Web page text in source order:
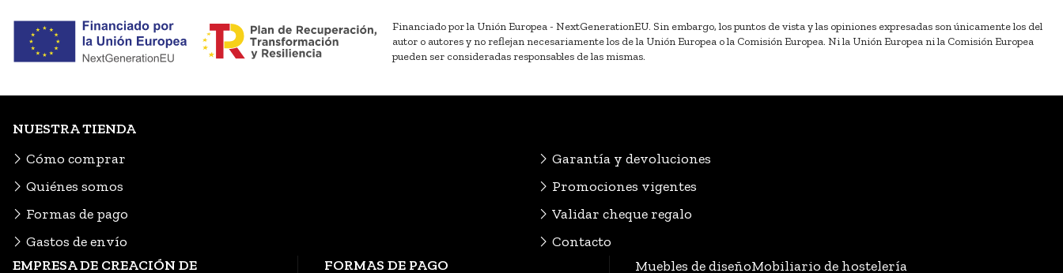
Financiado por la Unión Europea - NextGenerationEU. Sin embargo, los puntos de vista y las opiniones expresadas son únicamente los del
autor o autores y no reflejan necesariamente los de la Unión Europea o la Comisión Europea. Ni la Unión Europea ni la Comisión Europea
pueden ser consideradas responsables de las mismas.
EMPRESA DE CREACIÓN DE FORMAS DE PAGO
NUESTRA TIENDA
Cómo comprar
Quiénes somos
Formas de pago
Gastos de envío
Garantía y devoluciones
Promociones vigentes
Validar cheque regalo
Contacto
Muebles de diseñoMobiliario de hostelería